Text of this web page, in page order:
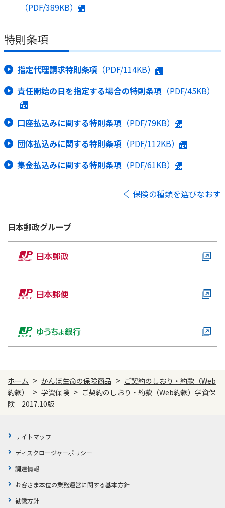
（PDF/389KB）
特則条項
指定代理請求特則条項 （PDF/114KB）
責任開始の日を指定する場合の特則条項 （PDF/45KB）
口座払込みに関する特則条項 （PDF/79KB）
団体払込みに関する特則条項 （PDF/112KB）
集金払込みに関する特則条項 （PDF/61KB）
保険の種類を選びなおす
日本郵政グループ
ホーム > かんぽ生命の保険商品 > ご契約のしおり・約款（Web
約款）
> 学資保険 > ご契約のしおり・約款（Web約款）学資保
険 2017.10版
サイトマップ
ディスクロージャーポリシー
調達情報
お客さま本位の業務運営に関する基本方針
勧誘方針